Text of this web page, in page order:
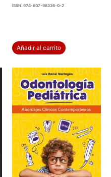
ISBN: 978-607-98336-0-2
Añadir al carrito